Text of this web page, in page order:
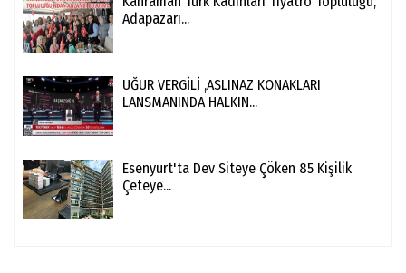
Adapazarı...
UĞUR VERGİLİ ,ASLINAZ KONAKLARI
LANSMANINDA HALKIN...
Esenyurt'ta Dev Siteye Çöken 85 Kişilik
Çeteye...